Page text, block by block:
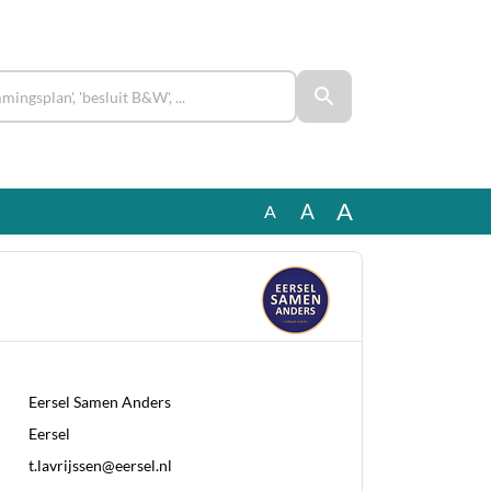
A A A
Eersel Samen Anders
Eersel
t.lavrijssen@eersel.nl